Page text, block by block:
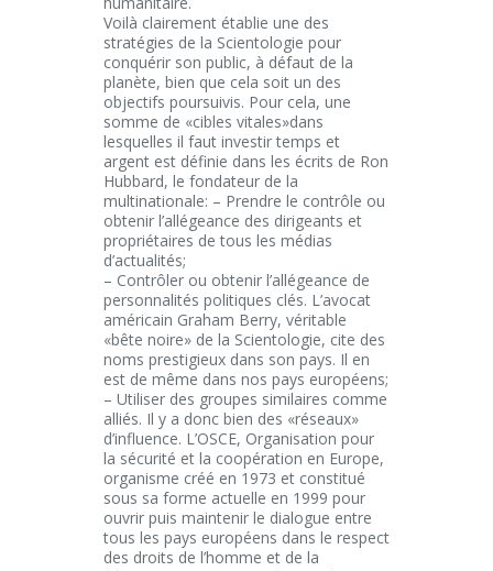
Voilà clairement établie une des
stratégies de la Scientologie pour
conquérir son public, à défaut de la
planète, bien que cela soit un des
objectifs poursuivis. Pour cela, une
somme de «cibles vitales»dans
lesquelles il faut investir temps et
argent est définie dans les écrits de Ron
Hubbard, le fondateur de la
multinationale: – Prendre le contrôle ou
obtenir l’allégeance des dirigeants et
propriétaires de tous les médias
d’actualités;
– Contrôler ou obtenir l’allégeance de
personnalités politiques clés. L’avocat
américain Graham Berry, véritable
«bête noire» de la Scientologie, cite des
noms prestigieux dans son pays. Il en
est de même dans nos pays européens;
– Utiliser des groupes similaires comme
alliés. Il y a donc bien des «réseaux»
d’influence. L’OSCE, Organisation pour
la sécurité et la coopération en Europe,
organisme créé en 1973 et constitué
sous sa forme actuelle en 1999 pour
ouvrir puis maintenir le dialogue entre
tous les pays européens dans le respect
des droits de l’homme et de la